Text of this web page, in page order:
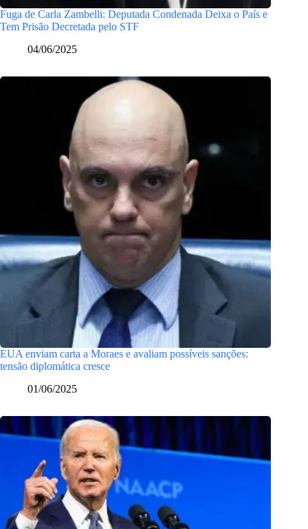
Fuga de Carla Zambelli: Deputada Condenada Deixa o País e
Tem Prisão Decretada pelo STF
04/06/2025
EUA enviam carta a Moraes e avaliam possíveis sanções:
tensão diplomática cresce
01/06/2025